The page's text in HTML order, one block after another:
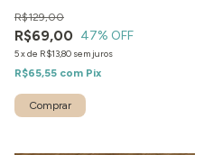
R$69,00
R$129,00
47% OFF
5xde R$13,80 sem juros
R$65,55 com Pix